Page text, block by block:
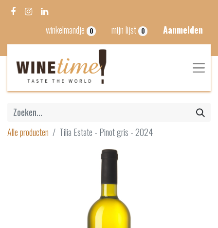
winkelmandje 0 mijn lijst 0 Aanmelden
Alle producten Tilia Estate - Pinot gris - 2024